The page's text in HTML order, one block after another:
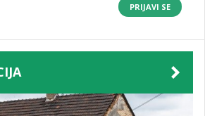
PRIJAVI SE